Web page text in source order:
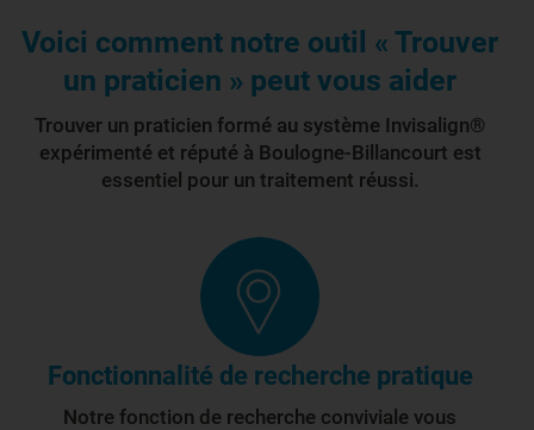
Voici comment notre outil « Trouver
un praticien » peut vous aider
Trouver un praticien formé au système Invisalign®
expérimenté et réputé à Boulogne-Billancourt est
essentiel pour un traitement réussi.
Fonctionnalité de recherche pratique
Notre fonction de recherche conviviale vous